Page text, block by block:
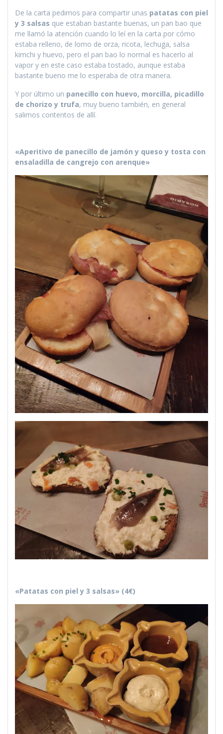
De la carta pedimos para compartir unas patatas con piel
y 3 salsas que estaban bastante buenas, un pan bao que
me llamó la atención cuando lo leí en la carta por cómo
estaba relleno, de lomo de orza, ricota, lechuga, salsa
kimchi y huevo, pero el pan bao lo normal es hacerlo al
vapor y en este caso estaba tostado, aunque estaba
bastante bueno me lo esperaba de otra manera.
Y por último un panecillo con huevo, morcilla, picadillo
de chorizo y trufa, muy bueno también, en general
salimos contentos de allí.
«Aperitivo de panecillo de jamón y queso y tosta con
ensaladilla de cangrejo con arenque»
«Patatas con piel y 3 salsas» (4€)